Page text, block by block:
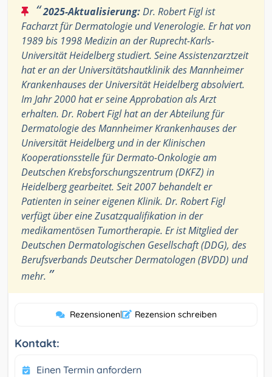
“2025-Aktualisierung:Dr. Robert Figl ist
Facharzt für Dermatologie und Venerologie. Er hat von
1989 bis 1998 Medizin an der Ruprecht-Karls-
Universität Heidelberg studiert. Seine Assistenzarztzeit
hat er an der Universitätshautklinik des Mannheimer
Krankenhauses der Universität Heidelberg absolviert.
Im Jahr 2000 hat er seine Approbation als Arzt
erhalten. Dr. Robert Figl hat an der Abteilung für
Dermatologie des Mannheimer Krankenhauses der
Universität Heidelberg und in der Klinischen
Kooperationsstelle für Dermato-Onkologie am
Deutschen Krebsforschungszentrum (DKFZ) in
Heidelberg gearbeitet. Seit 2007 behandelt er
Patienten in seiner eigenen Klinik. Dr. Robert Figl
verfügt über eine Zusatzqualifikation in der
medikamentösen Tumortherapie. Er ist Mitglied der
Deutschen Dermatologischen Gesellschaft (DDG), des
Berufsverbands Deutscher Dermatologen (BVDD) und
mehr. ”
Rezensionen| Rezension schreiben
Kontakt:
Einen Termin anfordern